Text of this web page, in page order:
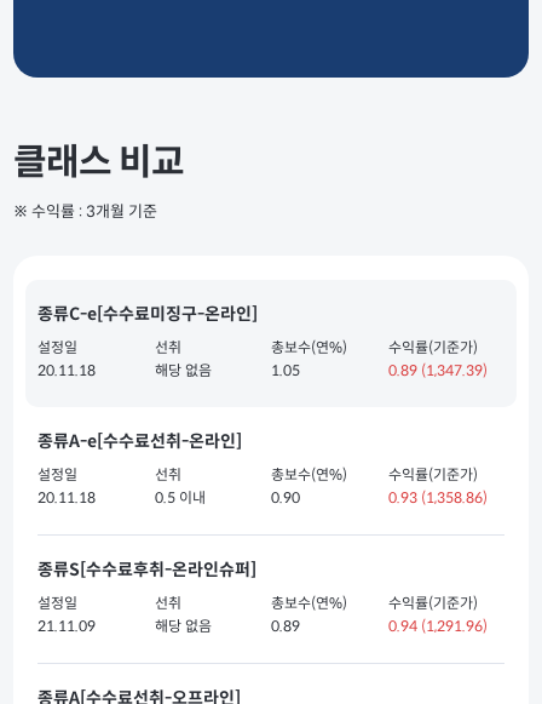
클래스 비교
※ 수익률 : 3개월 기준
종류C-e[수수료미징구-온라인]
설정일
20.11.18
선취
해당 없음
총보수(연%)
1.05
수익률(기준가)
0.89 (1,347.39)
종류A-e[수수료선취-온라인]
설정일
20.11.18
선취
0.5 이내
총보수(연%)
0.90
수익률(기준가)
0.93 (1,358.86)
종류S[수수료후취-온라인슈퍼]
설정일
21.11.09
선취
해당 없음
총보수(연%)
0.89
수익률(기준가)
0.94 (1,291.96)
종류A[수수료선취-오프라인]